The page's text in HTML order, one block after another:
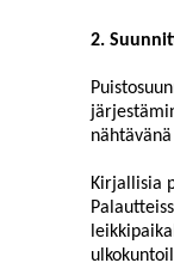
2.
Kirjallisia